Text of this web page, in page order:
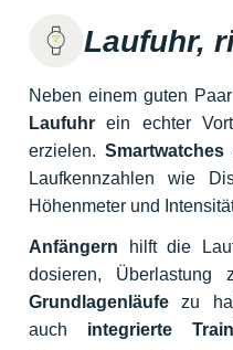
Laufuhr,
Neben einem guten
Laufuhr ein echter
erzielen. Smartwatches
Laufkennzahlen wie
Höhenmeter und
Anfängern hilft die
dosieren,
Grundlagenläufe zu
auch integrierte